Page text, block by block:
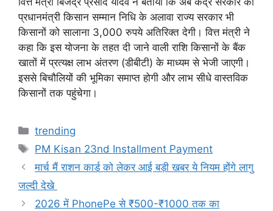
प्रधानमंत्री किसान सम्मान निधि के अलावा राज्य सरकार भी
किसानों को सालाना 3,000 रुपये अतिरिक्त देगी। वित्त मंत्री ने
कहा कि इस योजना के तहत दी जाने वाली राशि किसानों के बैंक
खातों में प्रत्यक्ष लाभ अंतरण (डीबीटी) के माध्यम से भेजी जाएगी।
इससे बिचौलियों की भूमिका समाप्त होगी और लाभ सीधे वास्तविक
किसानों तक पहुंचेगा।
Categories
trending
Tags
PM Kisan 23nd Installment Payment
मार्च मैं राशन कार्ड को लेकर आई बड़ी खबर ये नियम होंगे लागु
जल्दी देखे
2026 में PhonePe से ₹500-₹1000 तक का